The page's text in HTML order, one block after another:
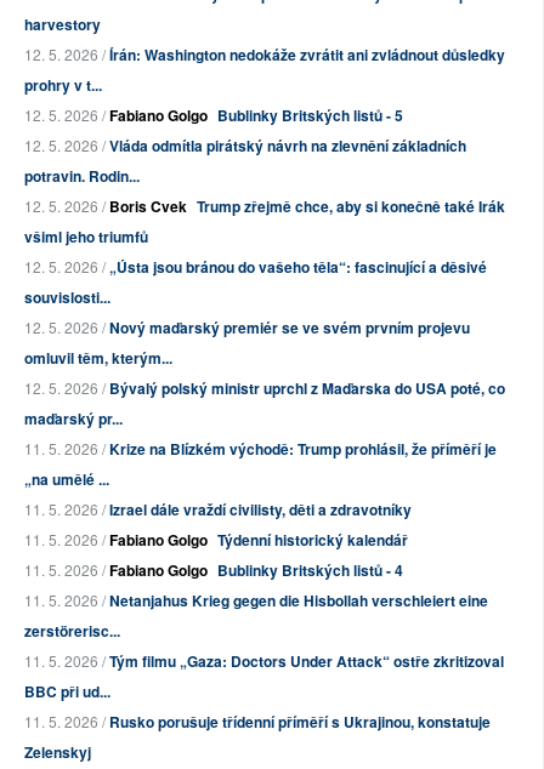
harvestory
12. 5. 2026 /Írán: Washington nedokáže zvrátit ani zvládnout důsledky
prohry v t...
12. 5. 2026 /Fabiano Golgo Bublinky Britských listů - 5
12. 5. 2026 /Vláda odmítla pirátský návrh na zlevnění základních
potravin. Rodin...
12. 5. 2026 /Boris Cvek Trump zřejmě chce, aby si konečně také Irák
všiml jeho triumfů
12. 5. 2026 /„Ústa jsou bránou do vašeho těla“: fascinující a děsivé
souvislosti...
12. 5. 2026 /Nový maďarský premiér se ve svém prvním projevu
omluvil těm, kterým...
12. 5. 2026 /Bývalý polský ministr uprchl z Maďarska do USA poté, co
maďarský pr...
11. 5. 2026 /Krize na Blízkém východě: Trump prohlásil, že příměří je
„na umělé ...
11. 5. 2026 /Izrael dále vraždí civilisty, děti a zdravotníky
11. 5. 2026 /Fabiano Golgo Týdenní historický kalendář
11. 5. 2026 /Fabiano Golgo Bublinky Britských listů - 4
11. 5. 2026 /Netanjahus Krieg gegen die Hisbollah verschleiert eine
zerstörerisc...
11. 5. 2026 /Tým filmu „Gaza: Doctors Under Attack“ ostře zkritizoval
BBC při ud...
11. 5. 2026 /Rusko porušuje třídenní příměří s Ukrajinou, konstatuje
Zelenskyj